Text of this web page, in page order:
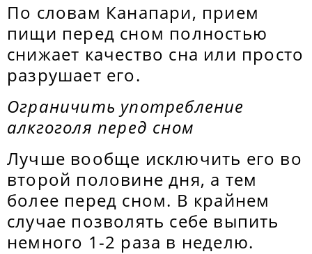
По словам Канапари, прием
пищи перед сном полностью
снижает качество сна или просто
разрушает его.
Ограничить употребление
алкгоголя перед сном
Лучше вообще исключить его во
второй половине дня, а тем
более перед сном. В крайнем
случае позволять себе выпить
немного 1-2 раза в неделю.